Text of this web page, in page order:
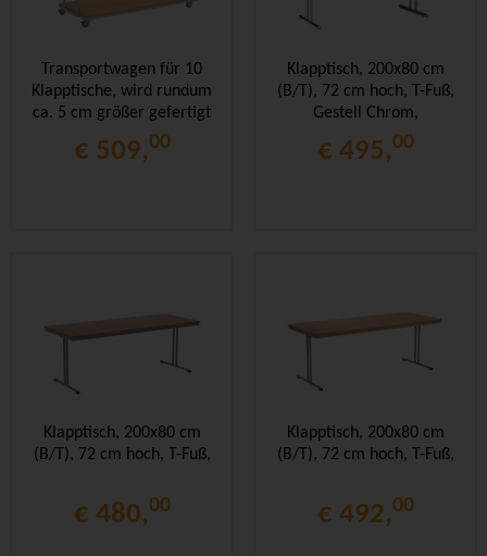
Transportwagen für 10
Klapptische, wird rundum
ca. 5 cm größer gefertigt
€ 509,00
Klapptisch, 200x80 cm
(B/T), 72 cm hoch, T-Fuß,
Gestell Chrom,
Stahlzarge,
€ 495,00
Klapptisch, 200x80 cm
(B/T), 72 cm hoch, T-Fuß,
€ 480,00
Klapptisch, 200x80 cm
(B/T), 72 cm hoch, T-Fuß,
€ 492,00